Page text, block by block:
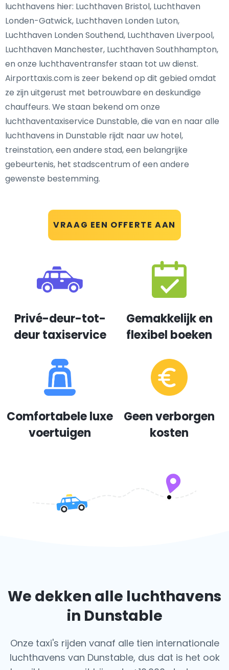
VRAAG EEN OFFERTE AAN
luchthavens hier: Luchthaven Bristol, Luchthaven
Londen-Gatwick, Luchthaven Londen Luton,
Luchthaven Londen Southend, Luchthaven Liverpool,
Luchthaven Manchester, Luchthaven Southhampton,
en onze luchthaventransfer staan tot uw dienst.
Airporttaxis.com is zeer bekend op dit gebied omdat
ze zijn uitgerust met betrouwbare en deskundige
chauffeurs. We staan bekend om onze
luchthaventaxiservice Dunstable, die van en naar alle
luchthavens in Dunstable rijdt naar uw hotel,
treinstation, een andere stad, een belangrijke
gebeurtenis, het stadscentrum of een andere
gewenste bestemming.
Privé-deur-tot-
deur taxiservice
Gemakkelijk en
flexibel boeken
Comfortabele luxe
voertuigen
Geen verborgen
kosten
We dekken alle luchthavens
in Dunstable
Onze taxi's rijden vanaf alle tien internationale
luchthavens van Dunstable, dus dat is het ook